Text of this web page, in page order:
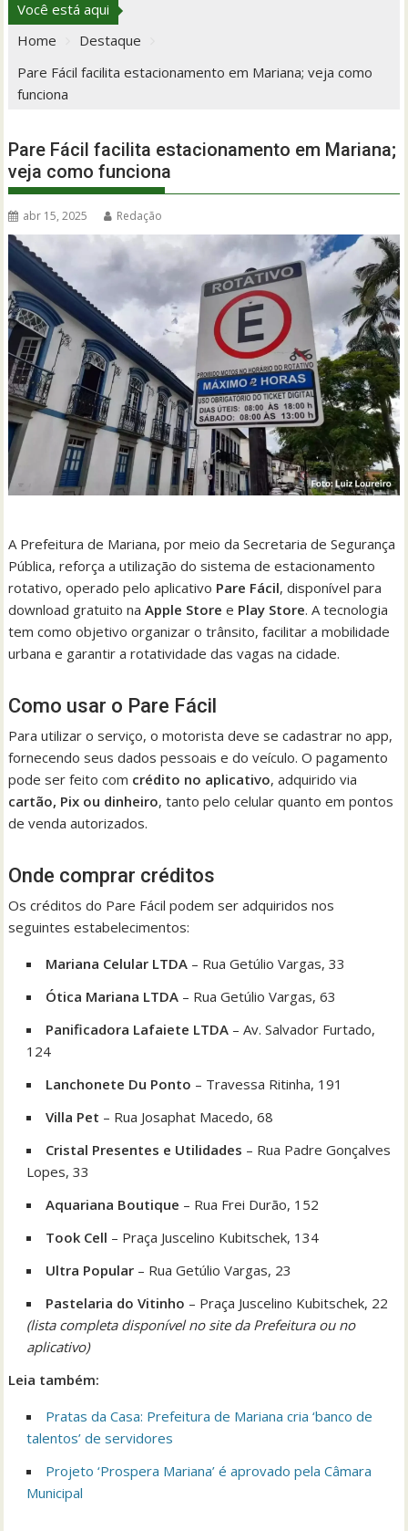
Você está aqui
Home
Destaque
Pare Fácil facilita estacionamento em Mariana; veja como
funciona
Pare Fácil facilita estacionamento em Mariana;
veja como funciona
abr 15, 2025 Redação
A Prefeitura de Mariana, por meio da Secretaria de Segurança
Pública, reforça a utilização do sistema de estacionamento
rotativo, operado pelo aplicativo Pare Fácil, disponível para
download gratuito naApple Store e Play Store. A tecnologia
tem como objetivo organizar o trânsito, facilitar a mobilidade
urbana e garantir a rotatividade das vagas na cidade.
Como usar o Pare Fácil
Para utilizar o serviço, o motorista deve se cadastrar no app,
fornecendo seus dados pessoais e do veículo. O pagamento
pode ser feito com crédito no aplicativo, adquirido via
cartão, Pix ou dinheiro, tanto pelo celular quanto em pontos
de venda autorizados.
Onde comprar créditos
Os créditos do Pare Fácil podem ser adquiridos nos
seguintes estabelecimentos:
Mariana Celular LTDA – Rua Getúlio Vargas, 33
Ótica Mariana LTDA – Rua Getúlio Vargas, 63
Panificadora Lafaiete LTDA – Av. Salvador Furtado,
124
Lanchonete Du Ponto – Travessa Ritinha, 191
Villa Pet – Rua Josaphat Macedo, 68
Cristal Presentes e Utilidades – Rua Padre Gonçalves
Lopes, 33
Aquariana Boutique – Rua Frei Durão, 152
Took Cell – Praça Juscelino Kubitschek, 134
Ultra Popular – Rua Getúlio Vargas, 23
Pastelaria do Vitinho – Praça Juscelino Kubitschek, 22
(lista completa disponível no site da Prefeitura ou no
aplicativo)
Leia também:
Pratas da Casa: Prefeitura de Mariana cria ‘banco de
talentos’ de servidores
Projeto ‘Prospera Mariana’ é aprovado pela Câmara
Municipal